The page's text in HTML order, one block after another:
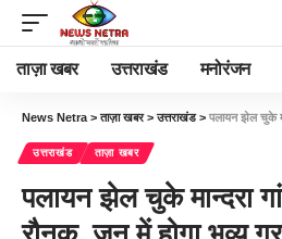
ताज़ा खबर उत्तराखंड मनोरंजन
News Netra >ताज़ा खबर>उत्तराखंड> पलायन झेल चुके मान्दरा
उत्तराखंड ताज़ा खबर
पलायन झेल चुके मान्दरा